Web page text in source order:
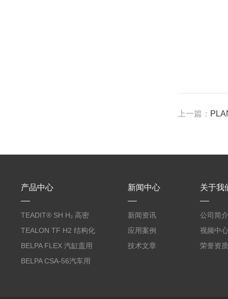
上一篇：
产品中心
TEADIT® SH H₂ 高密
度纯PTFE垫片
TEALON TF H2 结构化
PTFE垫片
BELPA FLEX 汽缸盖用
无石棉金属增强密封垫
BELPA CSA-56汽车用
新闻中心
新闻资讯
应用案例
技术文章
关于我
公司简介
视频中心
荣誉资质